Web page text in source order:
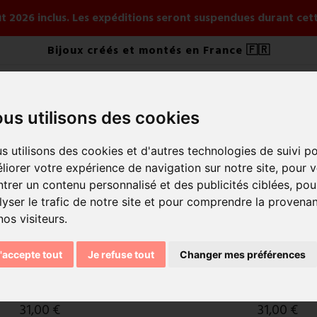
utilisons des cookies
utilisons des cookies et d'autres technologies de suivi
votre expérience de navigation sur notre site, pour
un contenu personnalisé et des publicités ciblées,
le trafic de notre site et pour comprendre la
visiteurs.
tout Je refuse tout Changer mes préférences
2026 inclus. Les expéditions seront suspendues durant
Bijoux créés et montés en France 🇫🇷
Trier par :
31,00 €
favorite_border
31,00 €